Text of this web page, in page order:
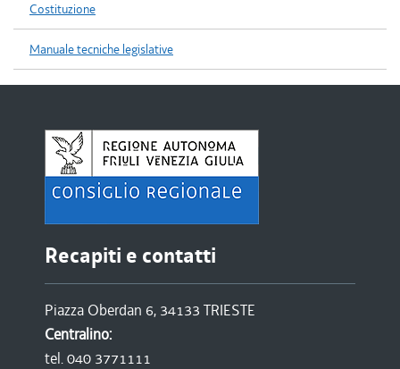
Costituzione
Manuale tecniche legislative
Recapiti e contatti
Piazza Oberdan 6, 34133 TRIESTE
Centralino:
tel. 040 3771111